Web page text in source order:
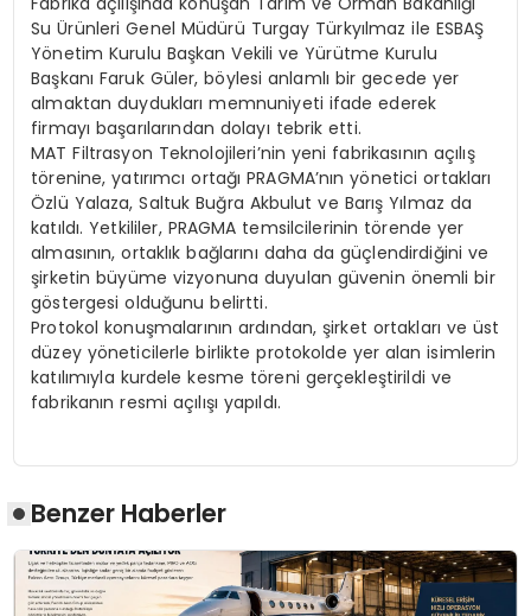
Su Ürünleri Genel Müdürü Turgay Türkyılmaz ile ESBAŞ
Yönetim Kurulu Başkan Vekili ve Yürütme Kurulu
Başkanı Faruk Güler, böylesi anlamlı bir gecede yer
almaktan duydukları memnuniyeti ifade ederek
firmayı başarılarından dolayı tebrik etti.
MAT Filtrasyon Teknolojileri’nin yeni fabrikasının açılış
törenine, yatırımcı ortağı PRAGMA’nın yönetici ortakları
Özlü Yalaza, Saltuk Buğra Akbulut ve Barış Yılmaz da
katıldı. Yetkililer, PRAGMA temsilcilerinin törende yer
almasının, ortaklık bağlarını daha da güçlendirdiğini ve
şirketin büyüme vizyonuna duyulan güvenin önemli bir
göstergesi olduğunu belirtti.
Protokol konuşmalarının ardından, şirket ortakları ve üst
düzey yöneticilerle birlikte protokolde yer alan isimlerin
katılımıyla kurdele kesme töreni gerçekleştirildi ve
fabrikanın resmi açılışı yapıldı.
Benzer Haberler